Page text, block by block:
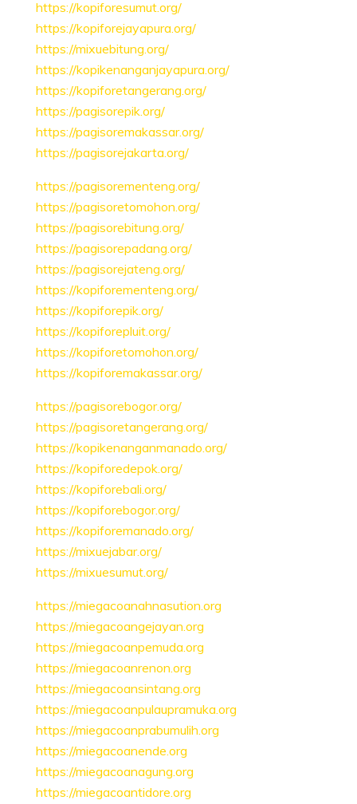
https://kopiforesumut.org/
https://kopiforejayapura.org/
https://mixuebitung.org/
https://kopikenanganjayapura.org/
https://kopiforetangerang.org/
https://pagisorepik.org/
https://pagisoremakassar.org/
https://pagisorejakarta.org/
https://pagisorementeng.org/
https://pagisoretomohon.org/
https://pagisorebitung.org/
https://pagisorepadang.org/
https://pagisorejateng.org/
https://kopiforementeng.org/
https://kopiforepik.org/
https://kopiforepluit.org/
https://kopiforetomohon.org/
https://kopiforemakassar.org/
https://pagisorebogor.org/
https://pagisoretangerang.org/
https://kopikenanganmanado.org/
https://kopiforedepok.org/
https://kopiforebali.org/
https://kopiforebogor.org/
https://kopiforemanado.org/
https://mixuejabar.org/
https://mixuesumut.org/
https://miegacoanahnasution.org
https://miegacoangejayan.org
https://miegacoanpemuda.org
https://miegacoanrenon.org
https://miegacoansintang.org
https://miegacoanpulaupramuka.org
https://miegacoanprabumulih.org
https://miegacoanende.org
https://miegacoanagung.org
https://miegacoantidore.org